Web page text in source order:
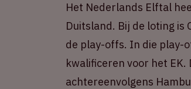
Het Nederlands Elftal
Duitsland. Bij de loting is
de play-offs. In die play-
kwalificeren voor het
achtereenvolgens